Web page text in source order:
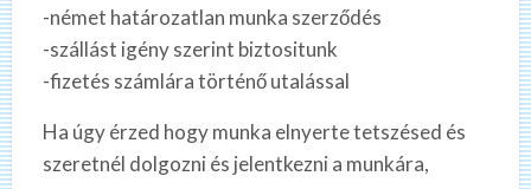
-német határozatlan munka szerződés
-szállást igény szerint biztositunk
-fizetés számlára történő utalással
Ha úgy érzed hogy munka elnyerte tetszésed és
szeretnél dolgozni és jelentkezni a munkára,